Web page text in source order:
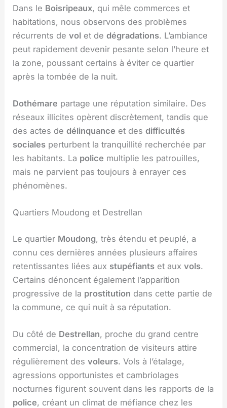
Dans le Boisripeaux, qui mêle commerces et
habitations, nous observons des problèmes
récurrents devol et dedégradations. L’ambiance
peut rapidement devenir pesante selon l’heure et
la zone, poussant certains à éviter ce quartier
après la tombée de la nuit.
Dothémare partage une réputation similaire. Des
réseaux illicites opèrent discrètement, tandis que
des actes dedélinquance et desdifficultés
sociales perturbent la tranquillité recherchée par
les habitants. La police multiplie les patrouilles,
mais ne parvient pas toujours à enrayer ces
phénomènes.
Quartiers Moudong et Destrellan
Le quartier Moudong, très étendu et peuplé, a
connu ces dernières années plusieurs affaires
retentissantes liées aux stupéfiants et auxvols.
Certains dénoncent également l’apparition
progressive de la prostitution dans cette partie de
la commune, ce qui nuit à sa réputation.
Du côté de Destrellan, proche du grand centre
commercial, la concentration de visiteurs attire
régulièrement desvoleurs. Vols à l’étalage,
agressions opportunistes et cambriolages
nocturnes figurent souvent dans les rapports de la
police, créant un climat de méfiance chez les